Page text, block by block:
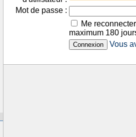
Mot de passe :
Me
maximum 180
Vous